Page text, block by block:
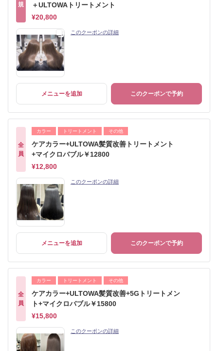
規
＋ULTOWAトリートメント
¥20,800
このクーポンの詳細
メニューを追加 このクーポンで予約
全
員
カラー トリートメント その他
ケアカラー+ULTOWA髪質改善トリートメント
+マイクロバブル￥12800
¥12,800
このクーポンの詳細
メニューを追加 このクーポンで予約
全
員
カラー トリートメント その他
ケアカラー+ULTOWA髪質改善+5Gトリートメン
ト+マイクロバブル￥15800
¥15,800
このクーポンの詳細